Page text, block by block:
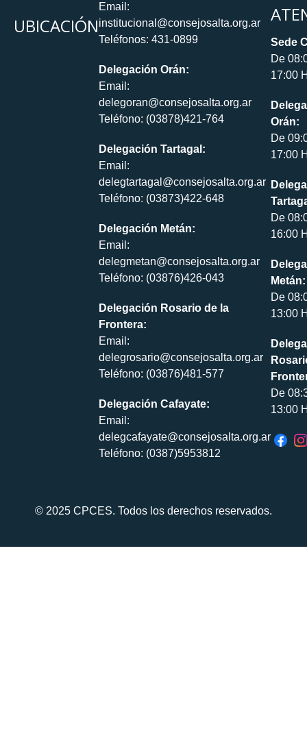
UBICACIÓN
Email:
institucional@consejosalta.org.ar
Teléfonos: 431-0899
Delegación Orán:
Email:
delegoran@consejosalta.org.ar
Teléfono: (03878)421-764
Delegación Tartagal:
Email:
delegtartagal@consejosalta.org.ar
Teléfono: (03873)422-648
Delegación Metán:
Email:
delegmetan@consejosalta.org.ar
Teléfono: (03876)426-043
Delegación Rosario de la
Frontera:
Email:
delegrosario@consejosalta.org.ar
Teléfono: (03876)481-577
Delegación Cafayate:
Email:
delegcafayate@consejosalta.org.ar
Teléfono: (0387)5953812
Sede
De
17:00
Orán:
De
17:00
De
16:00
Metán:
De
13:00
De
13:00
© 2025 CPCES. Todos los derechos reservados.